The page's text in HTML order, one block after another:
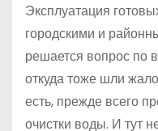
Эксплуатация
городскими и
решается вопрос по
откуда тоже шли
есть, прежде всего
очистки воды. И тут